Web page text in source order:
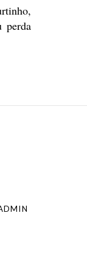
perda